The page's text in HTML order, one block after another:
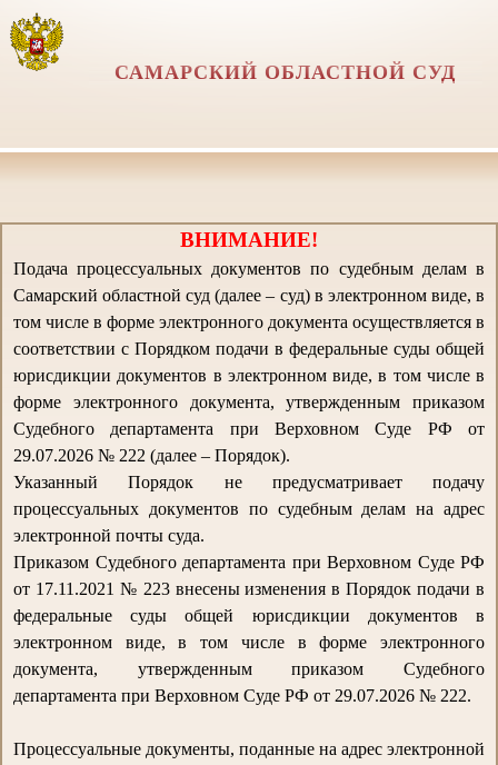
САМАРСКИЙ ОБЛАСТНОЙ СУД
ВНИМАНИЕ!
Подача процессуальных документов по судебным делам в
Самарский областной суд (далее – суд) в электронном виде, в
том числе в форме электронного документа осуществляется в
соответствии с Порядком подачи в федеральные суды общей
юрисдикции документов в электронном виде, в том числе в
форме электронного документа, утвержденным приказом
Судебного департамента при Верховном Суде РФ от
29.07.2026 № 222 (далее – Порядок).
Указанный Порядок не предусматривает подачу
процессуальных документов по судебным делам на адрес
электронной почты суда.
Приказом Судебного департамента при Верховном Суде РФ
от 17.11.2021 № 223 внесены изменения в Порядок подачи в
федеральные суды общей юрисдикции документов в
электронном виде, в том числе в форме электронного
документа, утвержденным приказом Судебного
департамента при Верховном Суде РФ от 29.07.2026 № 222.
Процессуальные документы, поданные на адрес электронной